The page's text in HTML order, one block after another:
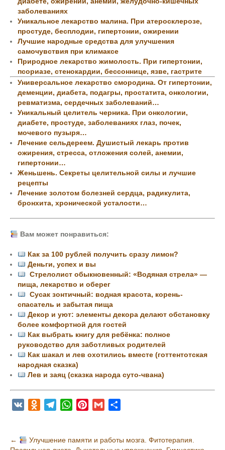
заболеваниях
Уникальное лекарство малина. При атеросклерозе,
простуде, бесплодии, гипертонии, ожирении
Лучшие народные средства для улучшения
самочувствия при климаксе
Природное лекарство жимолость. При гипертонии,
псориазе, стенокардии, бессоннице, язве, гастрите
Универсальное лекарство смородина. От гипертонии,
деменции, диабета, подагры, простатита, онкологии,
ревматизма, сердечных заболеваний…
Уникальный целитель черника. При онкологии,
диабете, простуде, заболеваниях глаз, почек,
мочевого пузыря…
Лечение сельдереем. Душистый лекарь против
ожирения, стресса, отложения солей, анемии,
гипертонии…
Женьшень. Секреты целительной силы и лучшие
рецепты
Лечение золотом болезней сердца, радикулита,
бронхита, хронической усталости…
Вам может понравиться:
Как за 100 рублей получить сразу лимон?
Деньги, успех и вы
Стрелолист обыкновенный: «Водяная стрела» —
пища, лекарство и оберег
Сусак зонтичный: водная красота, корень-
спасатель и забытая пища
Декор и уют: элементы декора делают обстановку
более комфортной для гостей
Как выбрать книгу для ребёнка: полное
руководство для заботливых родителей
Как шакал и лев охотились вместе (готтентотская
народная сказка)
Лев и заяц (сказка народа суто-чвана)
O
o
e
W
t
t
i
р
Н
←
Улучшение памяти и работы мозга. Фитотерапия.